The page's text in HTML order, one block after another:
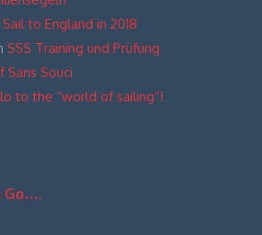
Sail to England in 2018
SSS Training und Prüfung
Sans Souci
to the “world of sailing”!
Go….